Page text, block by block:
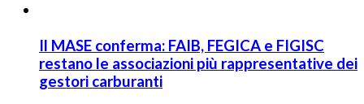
Il MASE conferma: FAIB, FEGICA e FIGISC
restano le associazioni più rappresentative dei
gestori carburanti